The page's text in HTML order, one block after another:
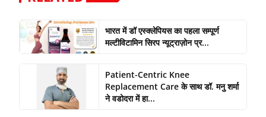
भारत में डॉ एस्क्लेपियस का पहला सम्पूर्ण
मल्टीविटामिन सिरप न्यूट्राज़ोन प्र...
Patient-Centric Knee
Replacement Care के साथ डॉ. मनु शर्मा
ने वडोदरा में हा...